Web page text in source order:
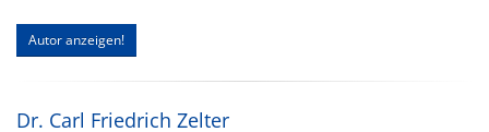
Autor anzeigen!
Dr. Carl Friedrich Zelter